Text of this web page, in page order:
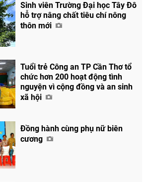
Sinh viên Trường Đại học Tây Đô
hỗ trợ nâng chất tiêu chí nông
thôn mới
Tuổi trẻ Công an TP Cần Thơ tổ
chức hơn 200 hoạt động tình
nguyện vì cộng đồng và an sinh
xã hội
Đồng hành cùng phụ nữ biên
cương